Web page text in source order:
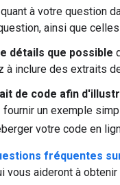
quant à votre question
ainsi que
détails que possible
à inclure des extraits
de code afin
fournir un exemple
votre code en
fréquentes
vous aideront à